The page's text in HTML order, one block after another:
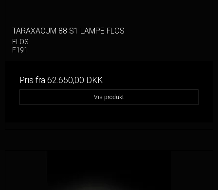
TARAXACUM 88 S1 LAMPE FLOS
FLOS
F191
Pris fra 62.650,00 DKK
Vis produkt